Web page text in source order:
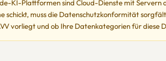
KI-Plattformen sind Cloud-Dienste mit
schickt, muss die Datenschutzkonformität
vorliegt und ob Ihre Datenkategorien für